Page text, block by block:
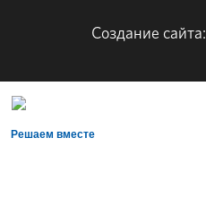
Создание сайта:
Решаем вместе